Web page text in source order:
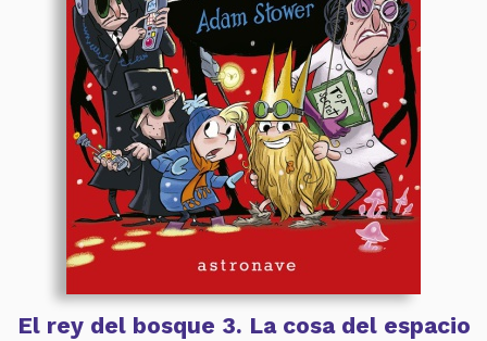
El rey del bosque 3. La cosa del espacio